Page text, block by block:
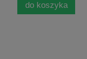
do koszyka